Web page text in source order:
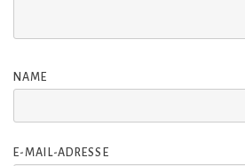
NAME
E-MAIL-ADRESSE